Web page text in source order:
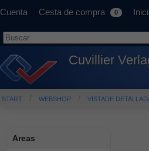
Cuenta Cesta de compra 0
Cuvillier
START WEBSHOP VISTADE
Areas